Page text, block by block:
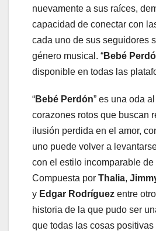
nuevamente a sus raíces,
capacidad de conectar con
cada uno de sus seguidores
género musical. “Bebé
disponible en todas las
“Bebé Perdón” es una oda
corazones rotos que buscan
ilusión perdida en el amor,
uno puede volver a
con el estilo incomparable de
Compuesta por Thalia,
y Edgar Rodríguez entre
historia de la que pudo ser
que todas las cosas